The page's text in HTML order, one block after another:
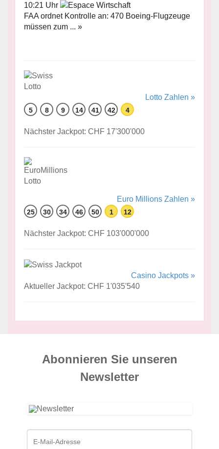
10:21 Uhr
FAA ordnet Kontrolle an: 470 Boeing-Flugzeuge
müssen zum ... »
Lotto Zahlen »
5 8 9 14 41 42 4
Nächster Jackpot: CHF 17'300'000
Euro Millions Zahlen »
25 30 34 46 50 1 12
Nächster Jackpot: CHF 103'000'000
Casino Jackpots »
Aktueller Jackpot: CHF 1'035'540
Abonnieren Sie unseren
News­letter